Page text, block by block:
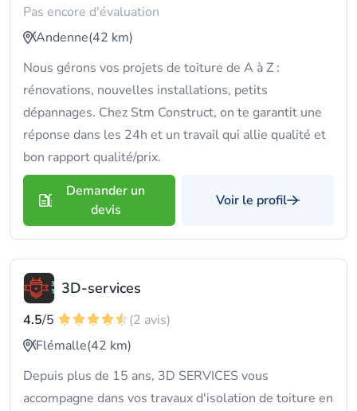
Pas encore d'évaluation
Andenne(42 km)
Nous gérons vos projets de toiture de A à Z :
rénovations, nouvelles installations, petits
dépannages. Chez Stm Construct, on te garantit une
réponse dans les 24h et un travail qui allie qualité et
bon rapport qualité/prix.
Demander un
devis
Voir le profil
3D-services
4.5/5
(2 avis)
Flémalle(42 km)
Depuis plus de 15 ans, 3D SERVICES vous
accompagne dans vos travaux d'isolation de toiture en